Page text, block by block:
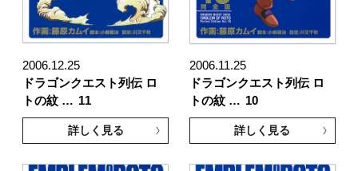
2006.12.25
ドラゴンクエスト列伝 ロ
トの紋 … 11
詳しく見る
2006.11.25
ドラゴンクエスト列伝 ロ
トの紋 … 10
詳しく見る